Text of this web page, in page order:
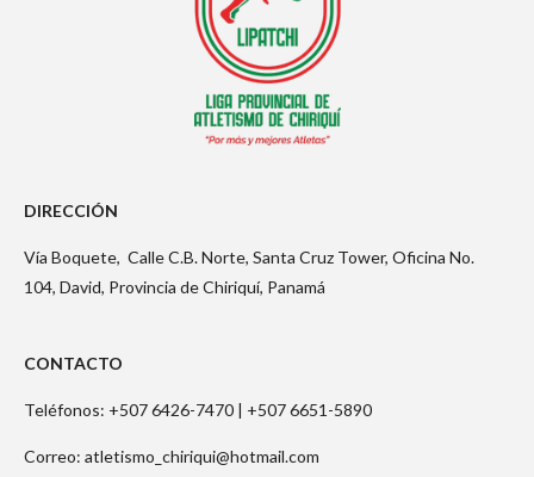
DIRECCIÓN
Vía Boquete, Calle C.B. Norte, Santa Cruz Tower, Oficina No.
104, David, Provincia de Chiriquí, Panamá
CONTACTO
Teléfonos: +507 6426-7470 | +507 6651-5890
Correo: atletismo_chiriqui@hotmail.com